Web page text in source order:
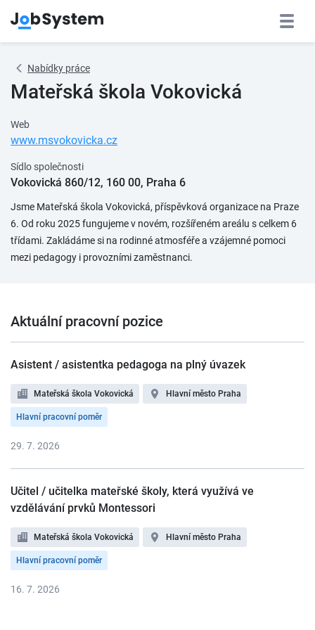
Nabídky práce
Mateřská škola Vokovická
Web
www.msvokovicka.cz
Sídlo společnosti
Vokovická 860/12, 160 00, Praha 6
Jsme Mateřská škola Vokovická, příspěvková organizace na Praze
6. Od roku 2025 fungujeme v novém, rozšířeném areálu s celkem 6
třídami. Zakládáme si na rodinné atmosféře a vzájemné pomoci
mezi pedagogy i provozními zaměstnanci.
Aktuální pracovní pozice
Asistent / asistentka pedagoga na plný úvazek
Mateřská škola Vokovická Hlavní město Praha
Hlavní pracovní poměr
29. 7. 2026
Učitel / učitelka mateřské školy, která využívá ve
vzdělávání prvků Montessori
Mateřská škola Vokovická Hlavní město Praha
Hlavní pracovní poměr
16. 7. 2026